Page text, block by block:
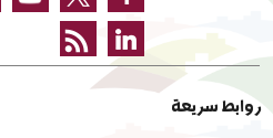
روابط سريعة